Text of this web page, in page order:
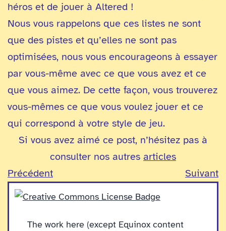
héros et de jouer à Altered !
Nous vous rappelons que ces listes ne sont
que des pistes et qu’elles ne sont pas
optimisées, nous vous encourageons à essayer
par vous-même avec ce que vous avez et ce
que vous aimez. De cette façon, vous trouverez
vous-mêmes ce que vous voulez jouer et ce
qui correspond à votre style de jeu.
Si vous avez aimé ce post, n’hésitez pas à
consulter nos autres articles
Précédent
Suivant
The work here (except Equinox content